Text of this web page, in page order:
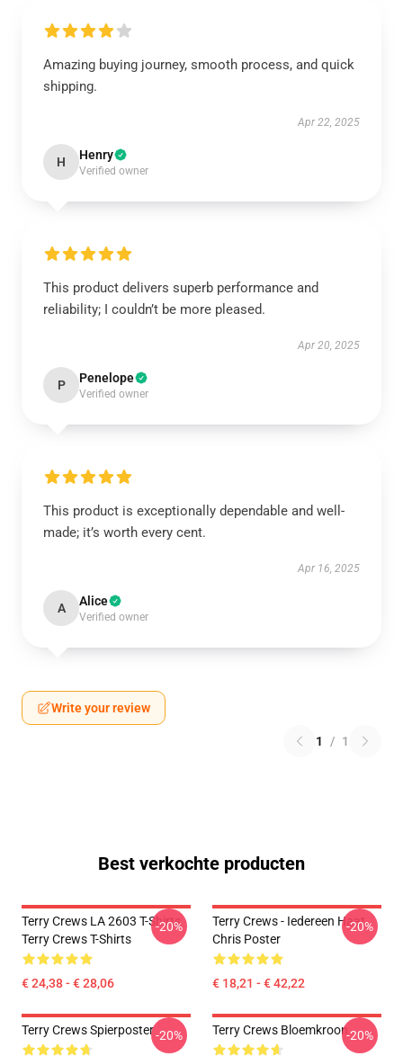
Amazing buying journey, smooth process, and quick
shipping.
Apr 22, 2025
H Henry
Verified owner
This product delivers superb performance and
reliability; I couldn’t be more pleased.
Apr 20, 2025
P Penelope
Verified owner
This product is exceptionally dependable and well-
made; it’s worth every cent.
Apr 16, 2025
A Alice
Verified owner
Write your review
1 / 1
Best verkochte producten
Terry Crews LA 2603 T-Shirts
Terry Crews T-Shirts
€ 24,38 - € 28,06
-20%
Terry Crews - Iedereen Haat
Chris Poster
€ 18,21 - € 42,22
-20%
Terry Crews Spierposter-20% Terry Crews Bloemkroon-20%